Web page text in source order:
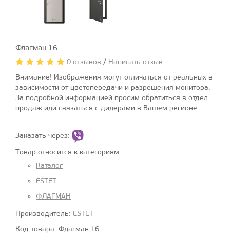
Флагман 16
0 отзывов / Написать отзыв
Внимание! Изображения могут отличаться от реальных в
зависимости от цветопередачи и разрешения монитора.
За подробной информацией просим обратиться в отдел
продаж или связаться с дилерами в Вашем регионе.
Заказать через:
Товар относится к категориям:
Каталог
ESTET
ФЛАГМАН
Производитель: ESTET
Код товара: Флагман 16